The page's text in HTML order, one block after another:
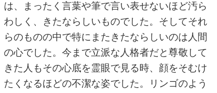
は、まったく言葉や筆で言い表せないほど汚ら
わしく、きたならしいものでした。そしてそれ
らのものの中で特にまたきたならしいのは人間
の心でした。今まで立派な人格者だと尊敬して
きた人もその心底を霊眼で見る時、顔をそむけ
たくなるほどの不潔な姿でした。リンゴのよう